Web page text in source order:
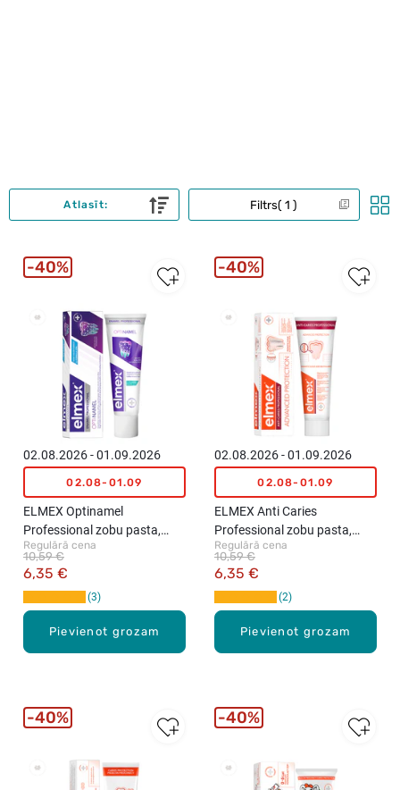
Filtrs 1
Atlasīt:
Pievienot grozam
02.08.2026 - 01.09.2026
02.08-01.09
ELMEX Optinamel
Professional zobu pasta,
75ml
Regulārā cena
6,35 €
10,59 €
3
40%
Pievienot grozam
02.08.2026 - 01.09.2026
02.08-01.09
ELMEX Anti Caries
Professional zobu pasta,
75ml
Regulārā cena
6,35 €
10,59 €
2
40%
40% 40%